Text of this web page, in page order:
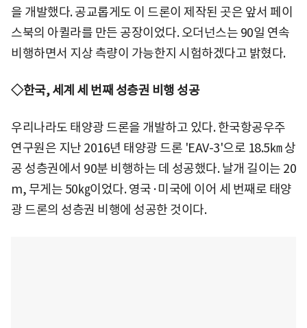
을 개발했다. 공교롭게도 이 드론이 제작된 곳은 앞서 페이
스북의 아퀼라를 만든 공장이었다. 오더넌스는 90일 연속
비행하면서 지상 측량이 가능한지 시험하겠다고 밝혔다.
◇한국, 세계 세 번째 성층권 비행 성공
우리나라도 태양광 드론을 개발하고 있다. 한국항공우주
연구원은 지난 2016년 태양광 드론 'EAV-3'으로 18.5㎞ 상
공 성층권에서 90분 비행하는 데 성공했다. 날개 길이는 20
m, 무게는 50㎏이었다. 영국·미국에 이어 세 번째로 태양
광 드론의 성층권 비행에 성공한 것이다.